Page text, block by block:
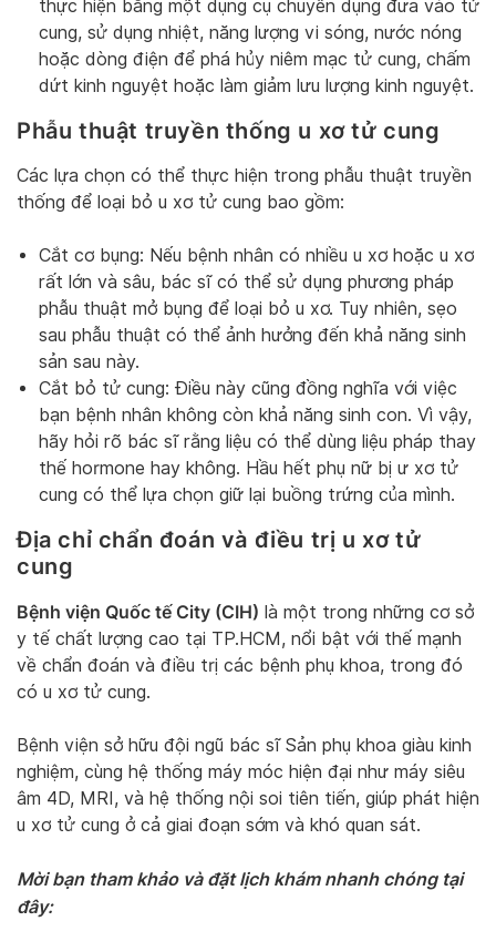
thực hiện bằng một dụng cụ chuyên dụng đưa vào tử
cung, sử dụng nhiệt, năng lượng vi sóng, nước nóng
hoặc dòng điện để phá hủy niêm mạc tử cung, chấm
dứt kinh nguyệt hoặc làm giảm lưu lượng kinh nguyệt.
Phẫu thuật truyền thống u xơ tử cung
Các lựa chọn có thể thực hiện trong phẫu thuật truyền
thống để loại bỏ u xơ tử cung bao gồm:
Cắt cơ bụng: Nếu bệnh nhân có nhiều u xơ hoặc u xơ
rất lớn và sâu, bác sĩ có thể sử dụng phương pháp
phẫu thuật mở bụng để loại bỏ u xơ. Tuy nhiên, sẹo
sau phẫu thuật có thể ảnh hưởng đến khả năng sinh
sản sau này.
Cắt bỏ tử cung: Điều này cũng đồng nghĩa với việc
bạn bệnh nhân không còn khả năng sinh con. Vì vậy,
hãy hỏi rõ bác sĩ rằng liệu có thể dùng liệu pháp thay
thế hormone hay không. Hầu hết phụ nữ bị ư xơ tử
cung có thể lựa chọn giữ lại buồng trứng của mình.
Địa chỉ chẩn đoán và điều trị u xơ tử
cung
Bệnh viện Quốc tế City (CIH) là một trong những cơ sở
y tế chất lượng cao tại TP.HCM, nổi bật với thế mạnh
về chẩn đoán và điều trị các bệnh phụ khoa, trong đó
có u xơ tử cung.
Bệnh viện sở hữu đội ngũ bác sĩ Sản phụ khoa giàu kinh
nghiệm, cùng hệ thống máy móc hiện đại như máy siêu
âm 4D, MRI, và hệ thống nội soi tiên tiến, giúp phát hiện
u xơ tử cung ở cả giai đoạn sớm và khó quan sát.
Mời bạn tham khảo và đặt lịch khám nhanh chóng tại
đây: